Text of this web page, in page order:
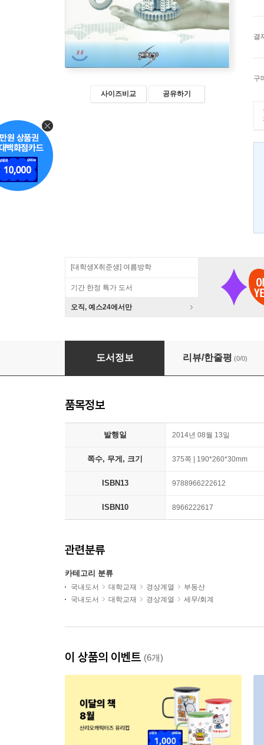
사이즈비교 공유하기
결
구
[대학생X취준생] 여름방학
기간 한정 특가 도서
오직, 예스24에서만
2014 부동산관련 세금의 이해
도서정보 리뷰/한줄평 (0/0)
품목정보
발행일 2014년 08월 13일
쪽수, 무게, 크기 375쪽 | 190*260*30mm
ISBN13 9788966222612
ISBN10 8966222617
관련분류
카테고리 분류
국내도서 대학교재 경상계열
부동산
국내도서
대학교재 경상계열 세무/회계
이 상품의 이벤트 (6개)